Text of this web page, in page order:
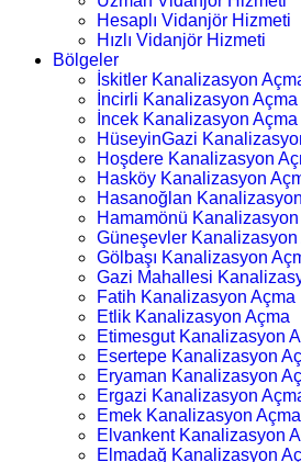
Hesaplı Vidanjör Hizmeti
Hızlı Vidanjör Hizmeti
Bölgeler
İskitler Kanalizasyon
İncirli Kanalizasyon Açma
İncek Kanalizasyon Açma
HüseyinGazi
Hoşdere Kanalizasyon
Hasköy Kanalizasyon
Hasanoğlan
Hamamönü
Güneşevler Kanalizasyon
Gölbaşı Kanalizasyon
Gazi Mahallesi
Fatih Kanalizasyon Açma
Etlik Kanalizasyon Açma
Etimesgut Kanalizasyon
Esertepe Kanalizasyon
Eryaman Kanalizasyon
Ergazi Kanalizasyon
Emek Kanalizasyon Açma
Elvankent Kanalizasyon
Elmadağ Kanalizasyon